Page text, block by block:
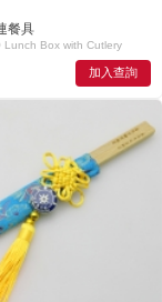
餐具
Lunch Box with Cutlery
加入查詢